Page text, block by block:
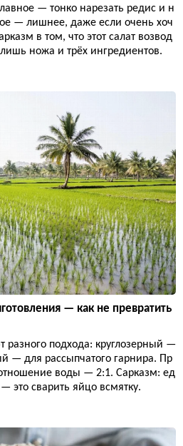
— тонко нарезать редис и н
— лишнее, даже если очень хоч
в том, что этот салат возвод
лишь ножа и трёх ингредиентов.
— как не превратить
разного подхода: круглозерный —
— для рассыпчатого гарнира. Пр
воды — 2:1. Сарказм: ед
это сварить яйцо всмятку.